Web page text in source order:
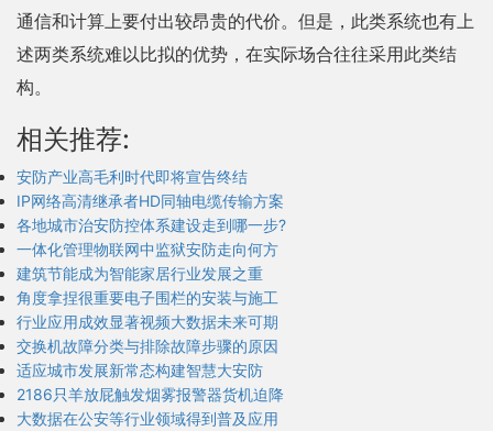
通信和计算上要付出较昂贵的代价。但是，此类系统也有上
述两类系统难以比拟的优势，在实际场合往往采用此类结
构。
相关推荐:
安防产业高毛利时代即将宣告终结
IP网络高清继承者HD同轴电缆传输方案
各地城市治安防控体系建设走到哪一步?
一体化管理物联网中监狱安防走向何方
建筑节能成为智能家居行业发展之重
角度拿捏很重要电子围栏的安装与施工
行业应用成效显著视频大数据未来可期
交换机故障分类与排除故障步骤的原因
适应城市发展新常态构建智慧大安防
2186只羊放屁触发烟雾报警器货机迫降
大数据在公安等行业领域得到普及应用